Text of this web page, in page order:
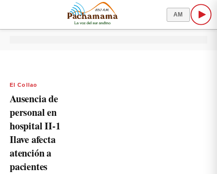
AM
El Collao
Ausencia de
personal en
hospital II-1
Ilave afecta
atención a
pacientes